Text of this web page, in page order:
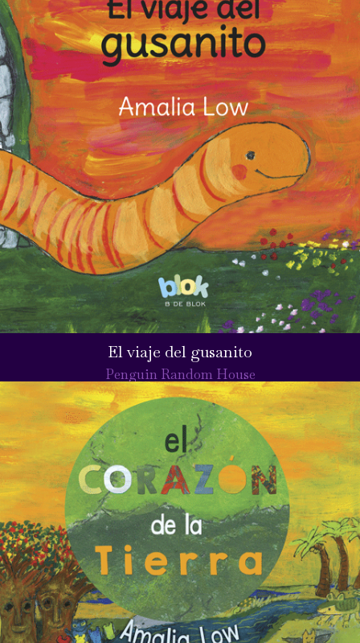
El viaje del gusanito
Penguin Random House